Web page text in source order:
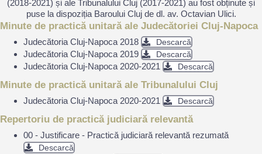
(2018-2021) și ale Tribunalului Cluj (2017-2021) au fost obținute și
puse la dispoziția Baroului Cluj de dl. av. Octavian Ulici.
Minute de practică unitară ale Judecătoriei Cluj-Napoca
Judecătoria Cluj-Napoca 2018 Descarcă
Judecătoria Cluj-Napoca 2019 Descarcă
Judecătoria Cluj-Napoca 2020-2021 Descarcă
Minute de practică unitară ale Tribunalului Cluj
Judecătoria Cluj-Napoca 2020-2021 Descarcă
Repertoriu de practică judiciară relevantă
00 - Justificare - Practică judiciară relevantă rezumată
Descarcă